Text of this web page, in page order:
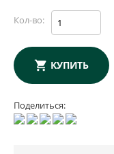
Кол-во:
КУПИТЬ
Поделиться: